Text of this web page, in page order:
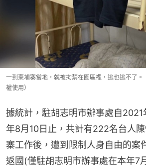
一到柬埔寨當地，就被拘禁在園區裡，逃也逃不了
權使用）
據統計，駐胡志明市辦事處自
年8月10日止，共計有222名台人
寨工作後，遭到限制人身自由的案
返國(僅駐胡志明市辦事處在本年7